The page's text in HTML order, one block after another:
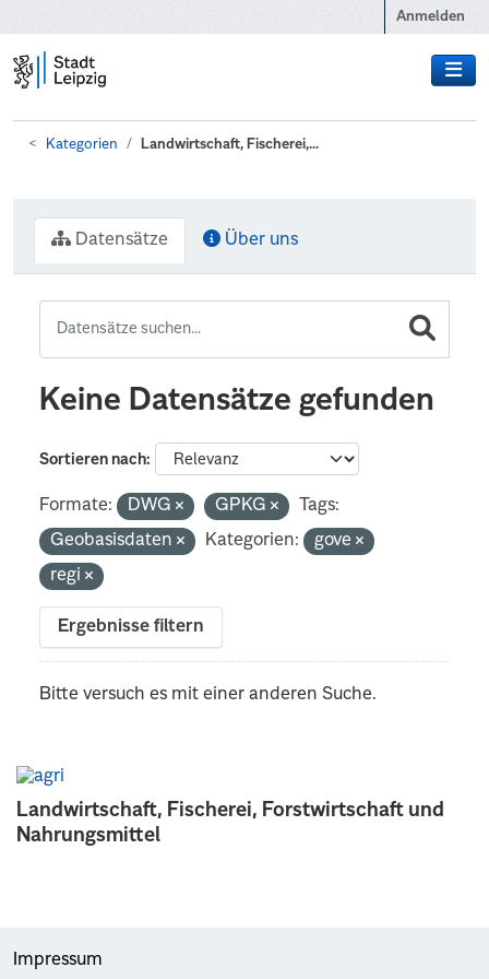
Anmelden
Kategorien Landwirtschaft, Fischerei,...
Landwirtschaft, Fischerei, Forstwirtschaft und
Nahrungsmittel
Datensätze Über uns
Keine Datensätze gefunden
Sortieren nach
Formate: DWG GPKG
Tags:
Geobasisdaten
Kategorien:
gove
regi
Ergebnisse filtern
Bitte versuch es mit einer anderen Suche.
Impressum